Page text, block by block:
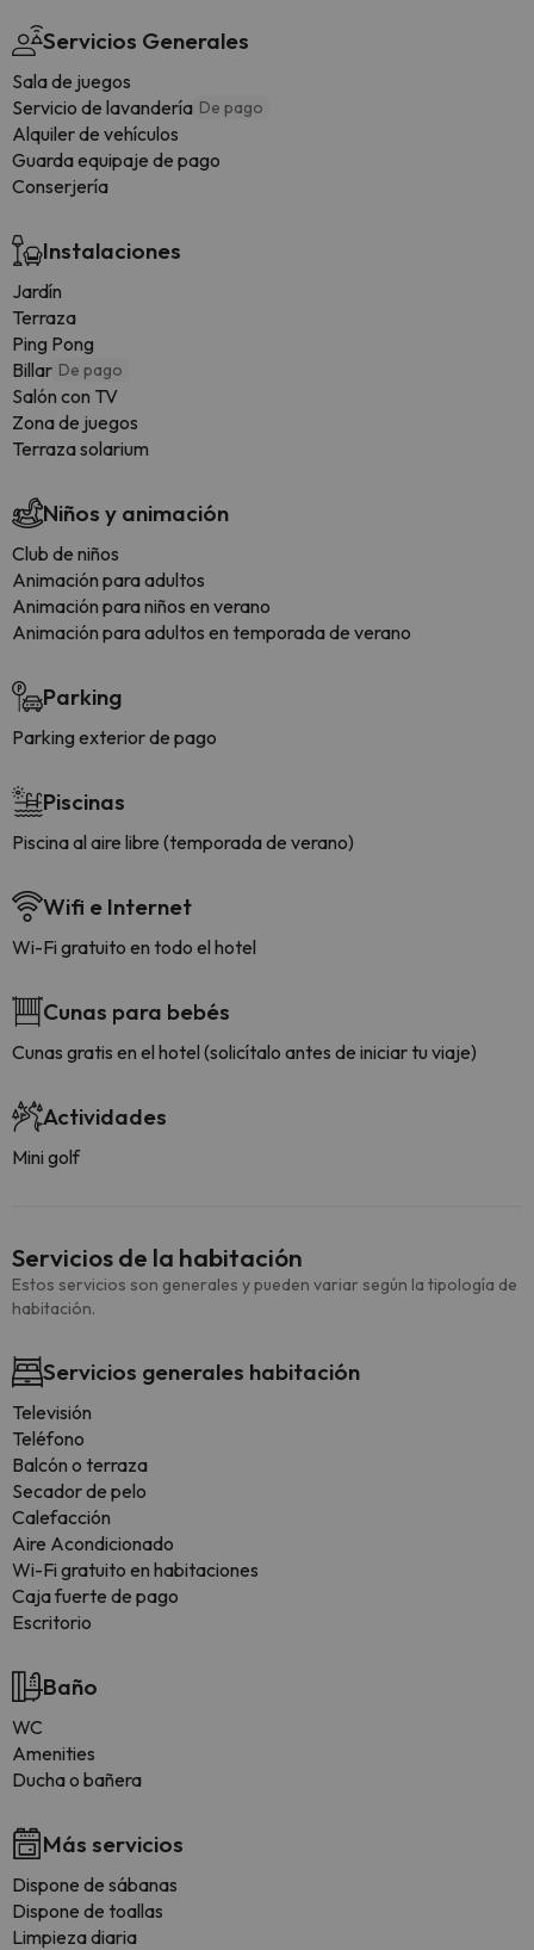
Servicios Generales
Sala de juegos
Servicio de lavandería De pago
Alquiler de vehículos
Guarda equipaje de pago
Conserjería
Instalaciones
Jardín
Terraza
Ping Pong
Billar De pago
Salón con TV
Zona de juegos
Terraza solarium
Niños y animación
Club de niños
Animación para adultos
Animación para niños en verano
Animación para adultos en temporada de verano
Parking
Parking exterior de pago
Piscinas
Piscina al aire libre (temporada de verano)
Wifi e Internet
Wi-Fi gratuito en todo el hotel
Cunas para bebés
Cunas gratis en el hotel (solicítalo antes de iniciar tu viaje)
Actividades
Mini golf
Servicios de la habitación
Estos servicios son generales y pueden variar según la tipología de
habitación.
Servicios generales habitación
Televisión
Teléfono
Balcón o terraza
Secador de pelo
Calefacción
Aire Acondicionado
Wi-Fi gratuito en habitaciones
Caja fuerte de pago
Escritorio
Baño
WC
Amenities
Ducha o bañera
Más servicios
Dispone de sábanas
Dispone de toallas
Limpieza diaria